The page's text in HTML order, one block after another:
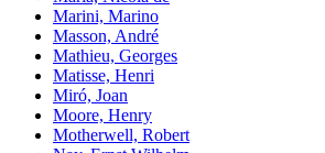
Marini, Marino
Masson, André
Mathieu, Georges
Matisse, Henri
Miró, Joan
Moore, Henry
Motherwell, Robert